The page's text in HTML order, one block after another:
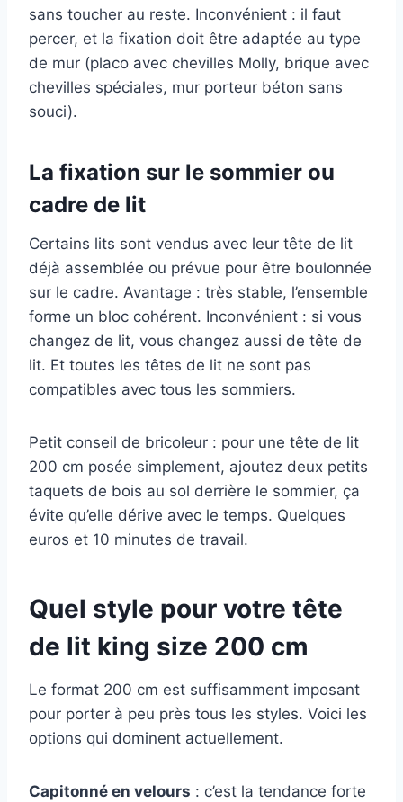
sans toucher au reste. Inconvénient : il faut
percer, et la fixation doit être adaptée au type
de mur (placo avec chevilles Molly, brique avec
chevilles spéciales, mur porteur béton sans
souci).
La fixation sur le sommier ou
cadre de lit
Certains lits sont vendus avec leur tête de lit
déjà assemblée ou prévue pour être boulonnée
sur le cadre. Avantage : très stable, l’ensemble
forme un bloc cohérent. Inconvénient : si vous
changez de lit, vous changez aussi de tête de
lit. Et toutes les têtes de lit ne sont pas
compatibles avec tous les sommiers.
Petit conseil de bricoleur : pour une tête de lit
200 cm posée simplement, ajoutez deux petits
taquets de bois au sol derrière le sommier, ça
évite qu’elle dérive avec le temps. Quelques
euros et 10 minutes de travail.
Quel style pour votre tête
de lit king size 200 cm
Le format 200 cm est suffisamment imposant
pour porter à peu près tous les styles. Voici les
options qui dominent actuellement.
Capitonné en velours : c’est la tendance forte